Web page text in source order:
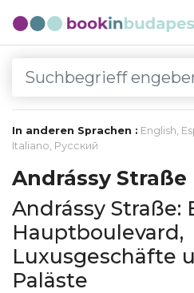
In anderen Sprachen : English,
Italiano, Русский
Andrássy Straße
Andrássy Straße:
Hauptboulevard,
Luxusgeschäfte
Paläste